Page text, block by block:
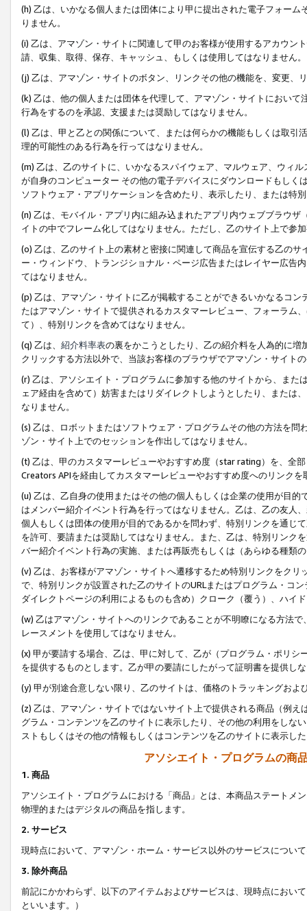
(h) 乙は、いかなる個人または団体により甲に提出された電子フォー
りません。
(i) 乙は、アマゾン・サイトに関連して甲のお客様が使用するアカウン
請、収集、取得、保存、キャッシュ、もしくは使用してはなりません。
(j) 乙は、アマゾン・サイトのボタン、リンクその他の機能を、変更、
(k) 乙は、他の個人または団体を代理して、アマゾン・サイトにおい
行為をするのを承認、支援または奨励してはなりません。
(l) 乙は、甲と乙との関係について、または何らかの機能もしくは取
理的可能性のある行為を行ってはなりません。
(m) 乙は、乙のサイトに、いかなるスパイウェア、マルウェア、ウィ
が自身のコンピューター その他の電子デバイスにダウンロードもし
ソフトウェア・アプリケーションを含めたり、表示したり、または特
(n) 乙は、モバイル・アプリ内に組み込まれたアプリ内ウェブブラウ
イトの中でフレーム化してはなりません。ただし、乙のサイト上で参
(o) 乙は、乙のサイト上の素材と密接に関連して商品を宣伝する乙の
ー・ウィンドウ、トランジショナル・ページ広告またはレイヤー広告
てはなりません。
(p) 乙は、アマゾン・サイトに乙が掲載することができるいかなるコ
たはアマゾン・サイトで提供されるカスタマーレビュー、フォーラム
て）、特別リンクを含めてはなりません。
(q) 乙は、 紹介料率表の裏をかこうとしたり、乙の紹介料を人為的に
クリックする方法以外で、当該お客様のブラウザでアマゾン・サイト
(r) 乙は、アソシエイト・プログラムに参加する他のサイトから、ま
ェア経由を含めて）妨害またはリダイレクトしようとしたり、または
なりません。
(s) 乙は、ロボットまたはソフトウェア・プログラムその他の方法を
ゾン・サイト上でのセッションを作出してはなりません。
(t) 乙は、甲のカスタマーレビューやおすすめ度（star rating）を、全
Creators APIを経由してカスタマーレビューやおすすめ度へのリンクを
(u) 乙は、乙自身の使用またはその他の個人もしくは企業の使用が目
はメンバー紹介イベント行為を行ってはなりません。乙は、乙の友人
個人もしくは団体の使用が目的であるかを問わず、特別リンクを通じ
を許可、要請または奨励してはなりません。また、乙は、特別リンク
バー紹介イベント行為の実施、または再販売もしくは（あらゆる種類
(v) 乙は、お客様がアマゾン・サイトへ遷移するため特別リンクをク
で、特別リンクが設置された乙のサイトのURLまたはプログラム・コ
ダイレクトページの利用によるものも含め）クローク（覆う）、ハイ
(w) 乙はアマゾン・サイトへのリンクであることが不明瞭になる方法
レースメントを使用してはなりません。
(x) 甲が要請する場合、乙は、甲に対して、乙が（プログラム・ポリ
を提供するものとします。乙が甲の要請にしたがって証明書を提供し
(y) 甲が別途合意しない限り、乙のサイトは、価格のトラッキングお
(z) 乙は、アマゾン・サイトではないサイト上で提供される商品（例
グラム・コンテンツを乙のサイトに表示したり、その他の利用をしな
ストもしくはその他の情報もしくはコンテンツを乙のサイトに表示し
アソシエイト・プログラムの商
1. 商品
アソシエイト・プログラムにおける「商品」とは、本商品ステートメ
物理的またはデジタルの商品を指します。
2. サービス
現時点において、アマゾン・ホーム・サービス以外のサービスについ
3. 除外商品
前記にかかわらず、以下のアイテムおよびサービスは、現時点におい
といいます。）